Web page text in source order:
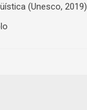
(Unesco,